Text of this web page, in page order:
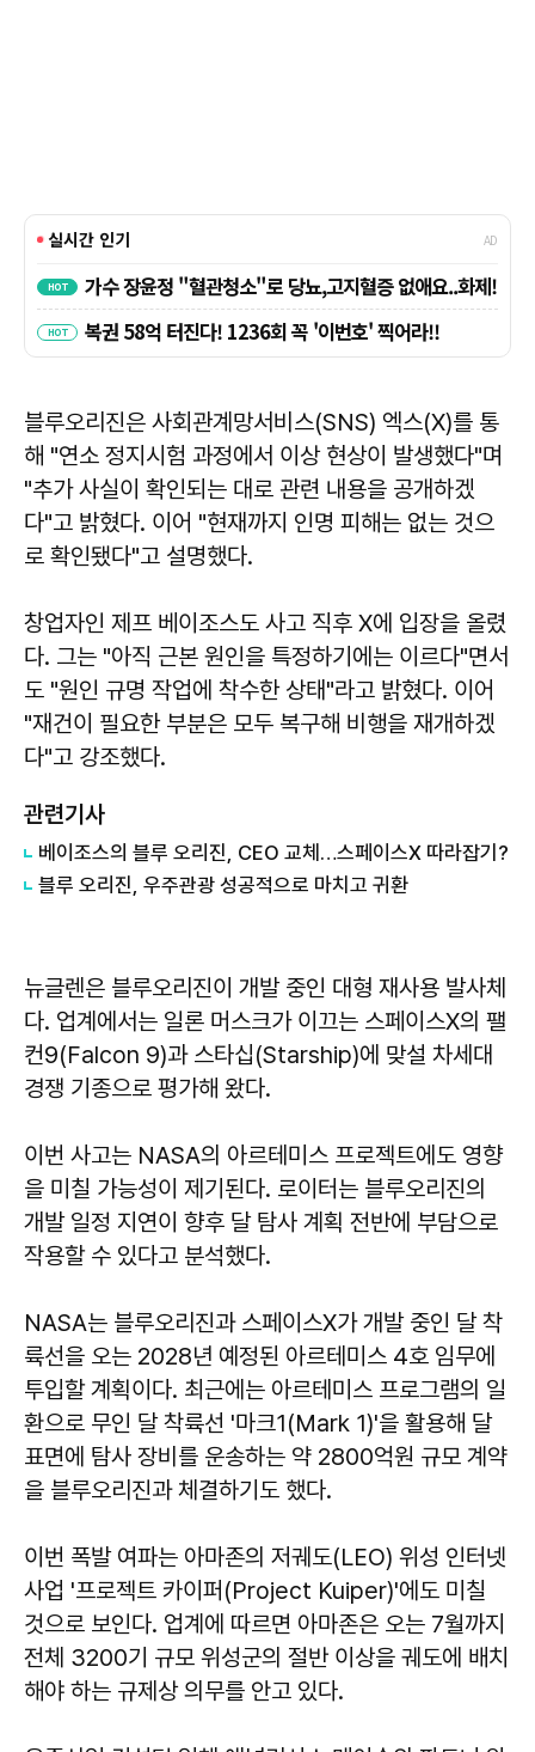
블루오리진은 사회관계망서비스(SNS) 엑스(X)를 통
해 "연소 정지시험 과정에서 이상 현상이 발생했다"며
"추가 사실이 확인되는 대로 관련 내용을 공개하겠
다"고 밝혔다. 이어 "현재까지 인명 피해는 없는 것으
로 확인됐다"고 설명했다.
창업자인 제프 베이조스도 사고 직후 X에 입장을 올렸
다. 그는 "아직 근본 원인을 특정하기에는 이르다"면서
도 "원인 규명 작업에 착수한 상태"라고 밝혔다. 이어
"재건이 필요한 부분은 모두 복구해 비행을 재개하겠
다"고 강조했다.
관련기사
베이조스의 블루 오리진, CEO 교체…스페이스X 따라잡기?
블루 오리진, 우주관광 성공적으로 마치고 귀환
뉴글렌은 블루오리진이 개발 중인 대형 재사용 발사체
다. 업계에서는 일론 머스크가 이끄는 스페이스X의 팰
컨9(Falcon 9)과 스타십(Starship)에 맞설 차세대
경쟁 기종으로 평가해 왔다.
이번 사고는 NASA의 아르테미스 프로젝트에도 영향
을 미칠 가능성이 제기된다. 로이터는 블루오리진의
개발 일정 지연이 향후 달 탐사 계획 전반에 부담으로
작용할 수 있다고 분석했다.
NASA는 블루오리진과 스페이스X가 개발 중인 달 착
륙선을 오는 2028년 예정된 아르테미스 4호 임무에
투입할 계획이다. 최근에는 아르테미스 프로그램의 일
환으로 무인 달 착륙선 '마크1(Mark 1)'을 활용해 달
표면에 탐사 장비를 운송하는 약 2800억원 규모 계약
을 블루오리진과 체결하기도 했다.
이번 폭발 여파는 아마존의 저궤도(LEO) 위성 인터넷
사업 '프로젝트 카이퍼(Project Kuiper)'에도 미칠
것으로 보인다. 업계에 따르면 아마존은 오는 7월까지
전체 3200기 규모 위성군의 절반 이상을 궤도에 배치
해야 하는 규제상 의무를 안고 있다.